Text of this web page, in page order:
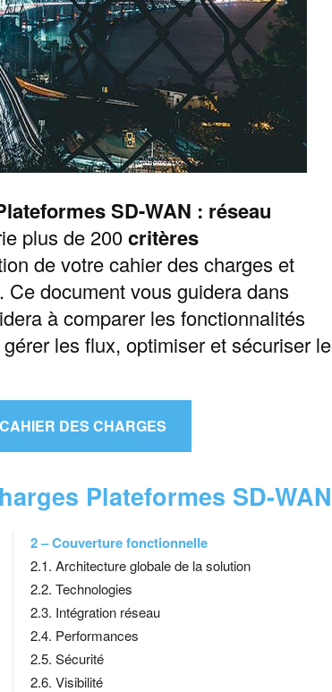
SD-WAN : réseau
plus de 200critères
de votre cahier des charges et
document vous guidera dans
à comparer les fonctionnalités
les flux, optimiser et sécuriser le
DES CHARGES
Plateformes SD-WAN
2 – Couverture fonctionnelle
2.1. Architecture globale de la solution
2.2. Technologies
2.3. Intégration réseau
2.4. Performances
2.5. Sécurité
2.6. Visibilité